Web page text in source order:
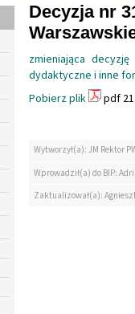
Decyzja nr
zmieniająca
dydaktyczne i inne
Pobierz plik
pdf
Wytworzył(a): JM Rektor
Wprowadził(a) do BIP:
Zaktualizował(a):